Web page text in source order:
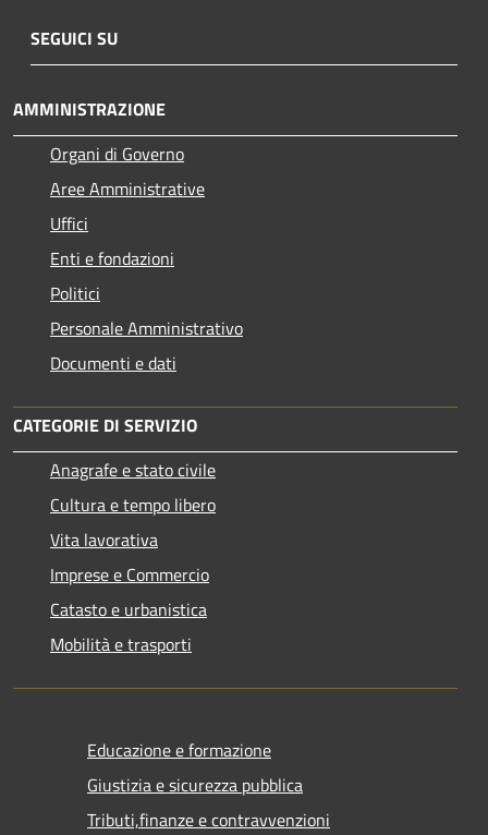
SEGUICI SU
AMMINISTRAZIONE
Organi di Governo
Aree Amministrative
Uffici
Enti e fondazioni
Politici
Personale Amministrativo
Documenti e dati
CATEGORIE DI SERVIZIO
Anagrafe e stato civile
Cultura e tempo libero
Vita lavorativa
Imprese e Commercio
Catasto e urbanistica
Mobilità e trasporti
Educazione e formazione
Giustizia e sicurezza pubblica
Tributi,finanze e contravvenzioni